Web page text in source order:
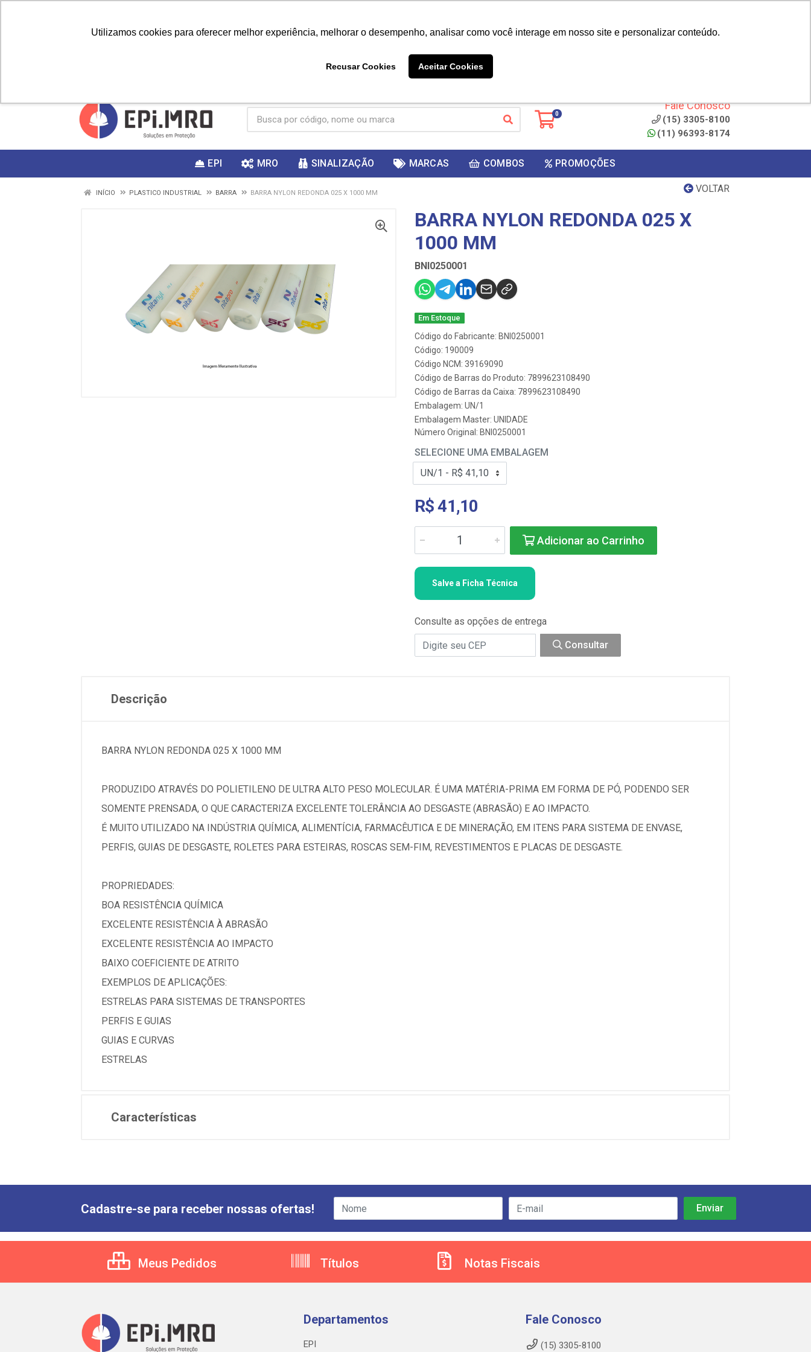
Utilizamos cookies para oferecer melhor experiência, melhorar o desempenho, analisar como você interage em nosso site e personalizar conteúdo.
Recusar Cookies Aceitar Cookies
ganhar
0
Fale Conosco
(15) 3305-8100
(11) 96393-8174
EPI MRO SINALIZAÇÃO MARCAS COMBOS PROMOÇÕES
VOLTAR
INÍCIO PLASTICO INDUSTRIAL BARRA BARRA NYLON REDONDA 025 X 1000 MM
BARRA NYLON REDONDA 025 X
1000 MM
BNI0250001
Em Estoque
Código do Fabricante: BNI0250001
Código: 190009
Código NCM: 39169090
Código de Barras do Produto: 7899623108490
Código de Barras da Caixa: 7899623108490
Embalagem: UN/1
Embalagem Master: UNIDADE
Número Original: BNI0250001
SELECIONE UMA EMBALAGEM
R$ 41,10
Adicionar ao Carrinho
Salve a Ficha Técnica
Consulte as opções de entrega
Consultar
Descrição
BARRA NYLON REDONDA 025 X 1000 MM
PRODUZIDO ATRAVÉS DO POLIETILENO DE ULTRA ALTO PESO MOLECULAR. É UMA MATÉRIA-PRIMA EM FORMA DE PÓ, PODENDO SER
SOMENTE PRENSADA, O QUE CARACTERIZA EXCELENTE TOLERÂNCIA AO DESGASTE (ABRASÃO) E AO IMPACTO.
É MUITO UTILIZADO NA INDÚSTRIA QUÍMICA, ALIMENTÍCIA, FARMACÊUTICA E DE MINERAÇÃO, EM ITENS PARA SISTEMA DE ENVASE,
PERFIS, GUIAS DE DESGASTE, ROLETES PARA ESTEIRAS, ROSCAS SEM-FIM, REVESTIMENTOS E PLACAS DE DESGASTE.
PROPRIEDADES:
BOA RESISTÊNCIA QUÍMICA
EXCELENTE RESISTÊNCIA À ABRASÃO
EXCELENTE RESISTÊNCIA AO IMPACTO
BAIXO COEFICIENTE DE ATRITO
EXEMPLOS DE APLICAÇÕES:
ESTRELAS PARA SISTEMAS DE TRANSPORTES
PERFIS E GUIAS
GUIAS E CURVAS
ESTRELAS
Características
Cadastre-se para receber nossas ofertas!
Meus Pedidos Títulos Notas Fiscais
Departamentos
EPI
Fale Conosco
(15) 3305-8100